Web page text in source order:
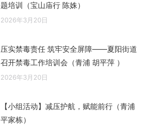
题培训（宝山庙行 陈姝）
2026年3月20日
压实禁毒责任 筑牢安全屏障——夏阳街道
召开禁毒工作培训会（青浦 胡平萍 ）
2026年3月20日
【小组活动】减压护航，赋能前行（青浦
平家栋）